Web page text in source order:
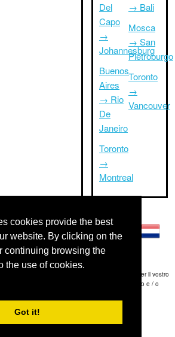
cookies provide the best
website. By clicking on the
continuing browsing the
the use of cookies.
Got it!
Del
Capo
→
Johannesburg
Buenos
Aires
→ Rio
De
Janeiro
Toronto
→
Montreal
→ Bali
Mosca
→ San
Pietroburgo
Toronto
→
Vancouver
su questo sito è la nostra migliore stima e per il vostro
non è responsabile di eventuali ritardi viaggio e / o